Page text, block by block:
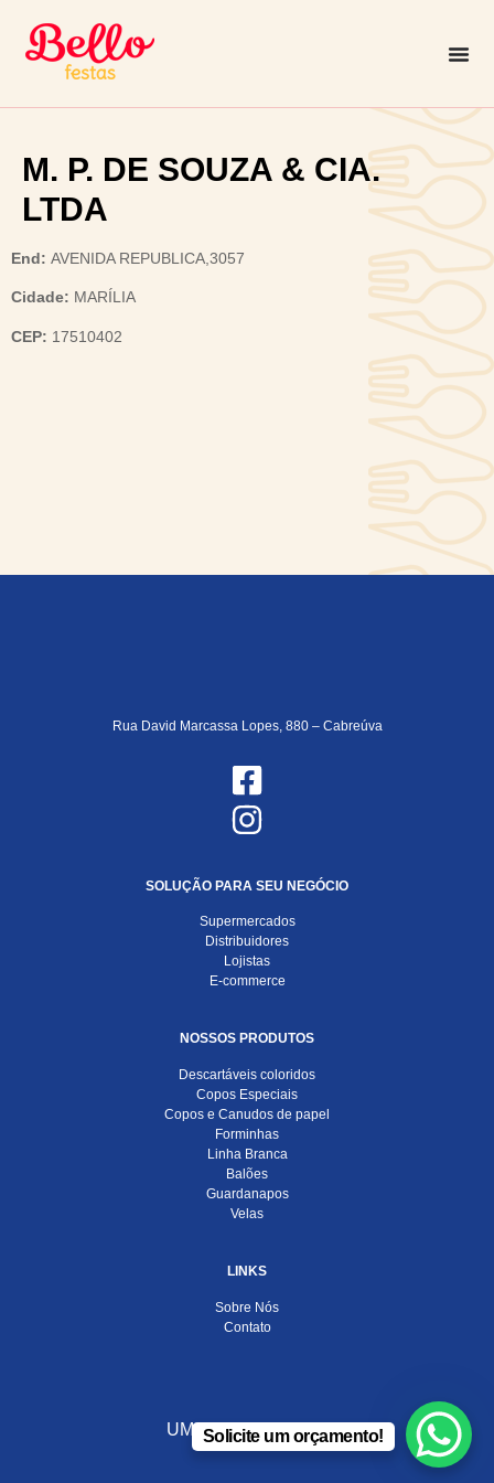
M. P. DE SOUZA & CIA.
LTDA
End: AVENIDA REPUBLICA,3057
Cidade: MARÍLIA
CEP: 17510402
Rua David Marcassa Lopes, 880 – Cabreúva
SOLUÇÃO PARA SEU NEGÓCIO
Supermercados
Distribuidores
Lojistas
E-commerce
NOSSOS PRODUTOS
Descartáveis coloridos
Copos Especiais
Copos e Canudos de papel
Forminhas
Linha Branca
Balões
Guardanapos
Velas
LINKS
Sobre Nós
Contato
UMA EMPRESA DO
Solicite um orçamento!